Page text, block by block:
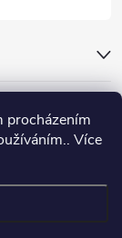
procházením
Více